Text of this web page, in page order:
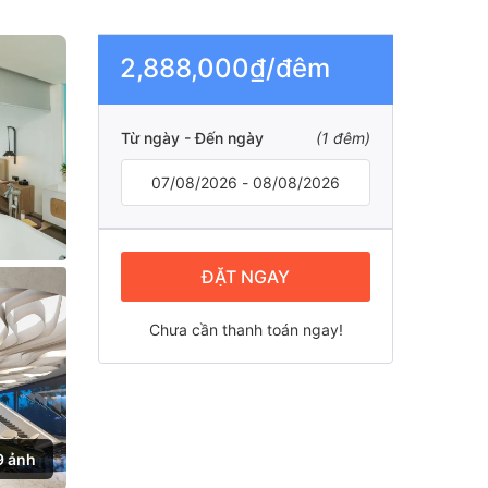
ảnh
2,888,000₫/đêm
Từ ngày - Đến ngày (1 đêm)
ĐẶT NGAY
Chưa cần thanh toán ngay!